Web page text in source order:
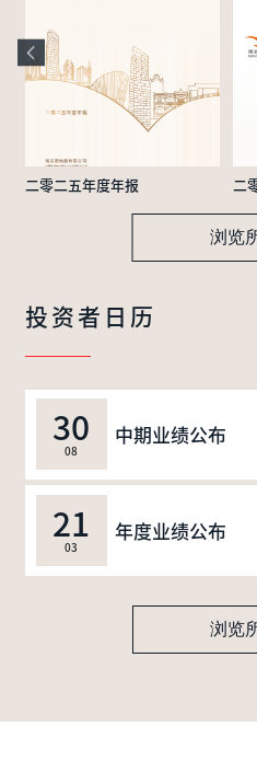
二零二五年度年报 二
浏览
投资者日历
30
08
中期业绩公布
21
03
年度业绩公布
浏览